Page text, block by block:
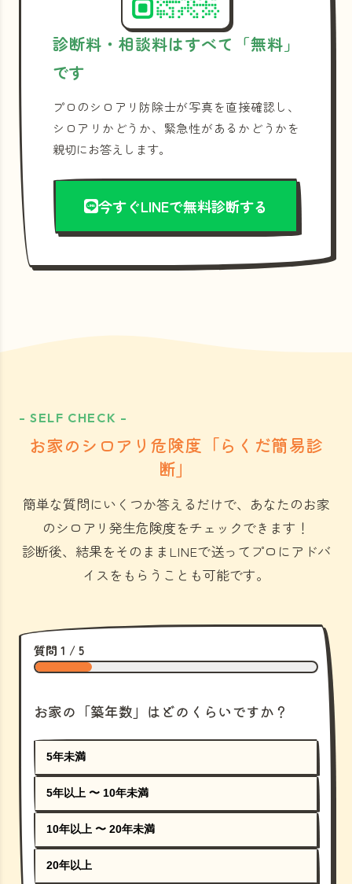
診断料・相談料はすべて「無料」
です
プロのシロアリ防除士が写真を直接確認し、
シロアリかどうか、緊急性があるかどうかを
親切にお答えします。
今すぐLINEで無料診断する
- SELF CHECK -
お家のシロアリ危険度「らくだ簡易診
断」
簡単な質問にいくつか答えるだけで、あなたのお家
のシロアリ発生危険度をチェックできます！
診断後、結果をそのままLINEで送ってプロにアドバ
イスをもらうことも可能です。
質問 1 / 5
お家の「築年数」はどのくらいですか？
5年未満
5年以上 〜 10年未満
10年以上 〜 20年未満
20年以上